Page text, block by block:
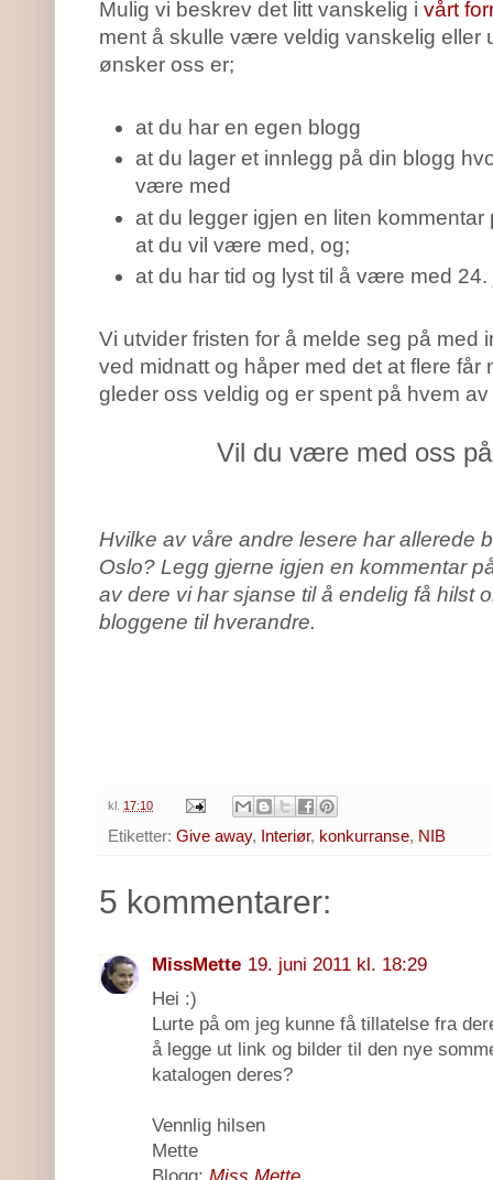
Mulig vi beskrev det litt vanskelig i vårt
ment å skulle være veldig vanskelig eller
ønsker oss er;
at du har en egen blogg
at du lager et innlegg på din blogg
være med
at du legger igjen en liten
at du vil være med, og;
at du har tid og lyst til å være med
Vi utvider fristen for å melde seg på med
ved midnatt og håper med det at flere får
gleder oss veldig og er spent på hvem
Vil du være med oss
Hvilke av våre andre lesere har allerede
Oslo? Legg gjerne igjen en kommentar
av dere vi har sjanse til å endelig få hilst
bloggene til hverandre.
kl. 17:10
Etiketter: Give away, Interiør, konkurranse, NIB
5 kommentarer:
MissMette 19. juni 2011 kl. 18:29
Hei :)
Lurte på om jeg kunne få tillatelse fra
å legge ut link og bilder til den nye
katalogen deres?
Vennlig hilsen
Mette